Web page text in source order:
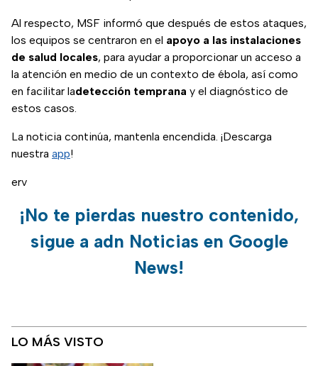
Al respecto, MSF informó que después de estos ataques,
los equipos se centraron en el apoyo a las instalaciones
de salud locales, para ayudar a proporcionar un acceso a
la atención en medio de un contexto de ébola, así como
en facilitar ladetección temprana y el diagnóstico de
estos casos.
La noticia continúa, mantenla encendida. ¡Descarga
nuestra app!
erv
¡No te pierdas nuestro contenido,
sigue a adn Noticias en Google
News!
LO MÁS VISTO